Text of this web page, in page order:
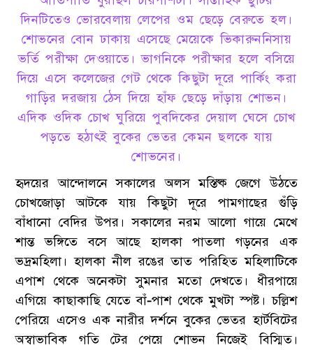
দিনটিতেও ভোরবেলায় লেপের ওম ছেড়ে বেরুতে হল।
শোভনের বোন ঢাকায় এসেছে মেয়েকে ভিকারুননিসায়
ভর্তি পরীক্ষা দেওয়াতে। ভাগনিকে পরীক্ষার হলে বসিয়ে
দিয়ে এসে কলেজের গেট থেকে কিছুটা দূরে পার্কিং করা
গাড়ির দরজায় ঠেস দিয়ে হাঁফ ছেড়ে দাঁড়ায় শোভন।
এদিক ওদিক চোখ ঘুরিয়ে পুবদিকের দেয়াল ঘেসে চোখ
পড়তে হঠাৎই বুকের ভেতর কেমন ছলকে যায়
শোভনের।
হৃদয়ের আন্দোলনে সকালের অলস মস্তিষ্ক জেগে উঠতে
চোখজোড়া আটকে যায় কিছুটা দূরে পামগাছের গুঁড়ি
বাঁধানো বেদির উপর। সকালের নরম আলো গায়ে মেখে
শান্ত ভঙ্গিতে বসে আছে হালকা পাতলা গড়নের এক
ভদ্রমহিলা। হালকা নীল রঙের তাত পরিহিত মহিলাটিকে
এপাশ থেকে অনেকটা সুমনার মতো দেখতে। ধীরপায়ে
এগিয়ে কাছাকাছি যেতে বাঁ-পাশ থেকে মুখটা স্পষ্ট। চল্লিশ
পেরিয়ে এসেও এক নারীর দর্শনে বুকের ভেতর হার্টবিটের
অস্বাভাবিক গতি টের পেয়ে শোভন নিজেই বিস্মিত।